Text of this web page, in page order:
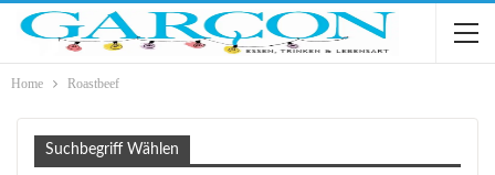
Home Roastbeef
Suchbegriff Wählen